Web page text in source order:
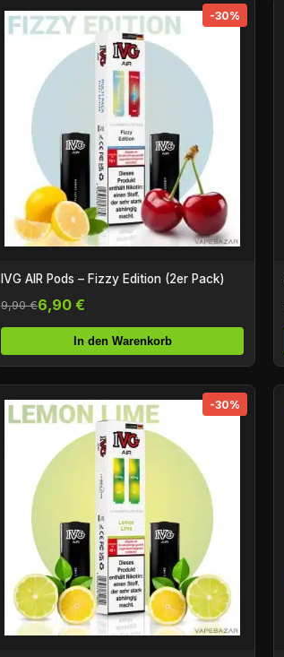
-30%
IVG AIR Pods – Fizzy Edition (2er Pack)
9,90 €6,90 €
In den Warenkorb
-30%